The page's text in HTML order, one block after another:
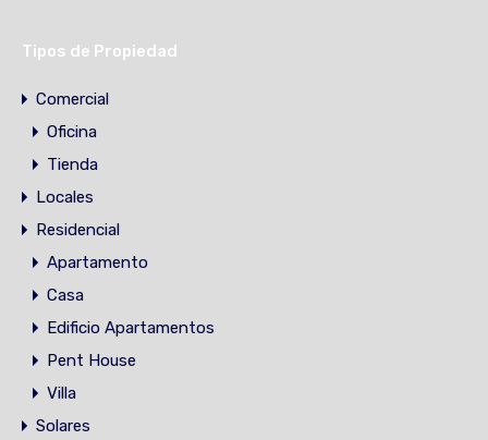
Tipos de Propiedad
Comercial
Oficina
Tienda
Locales
Residencial
Apartamento
Casa
Edificio Apartamentos
Pent House
Villa
Solares